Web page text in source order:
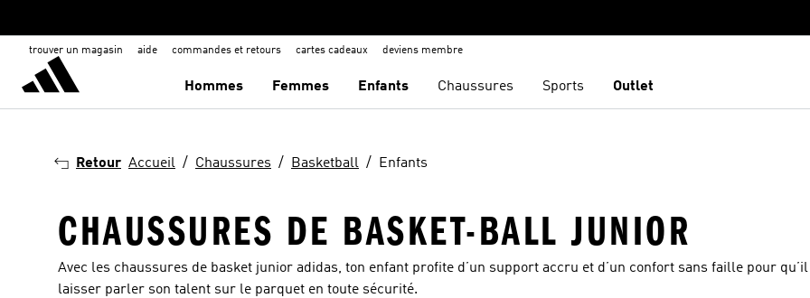
trouver un magasin aide commandes et retours cartes cadeaux deviens membre
Hommes Femmes Enfants Chaussures Sports Outlet
Retour Accueil Chaussures Basketball Enfants
CHAUSSURES DE BASKET-BALL JUNIOR
Avec les chaussures de basket junior adidas, ton enfant profite d’un support accru et d’un confort sans faille pour
laisser parler son talent sur le parquet en toute sécurité.